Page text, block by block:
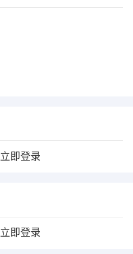
立即登录
立即登录